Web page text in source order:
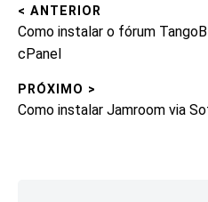
Navegação
de
Post
< ANTERIOR
Post
anterior:
Como instalar o fórum
cPanel
PRÓXIMO >
Próximo
Como instalar Jamroom via